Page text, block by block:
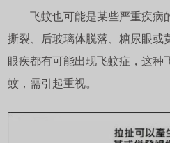
飞蚊也可能是某些严重疾病
撕裂、后玻璃体脱落、糖尿眼或
眼疾都有可能出现飞蚊症，这种
蚊，需引起重视。